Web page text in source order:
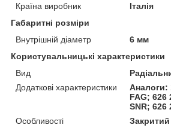
Країна виробник
Італія
Габаритні розміри
Внутрішній діаметр
6 мм
Користувальницькі характеристики
Вид
Додаткові характеристики
Аналоги:
FAG; 626
SNR; 626
Особливості
Закритий